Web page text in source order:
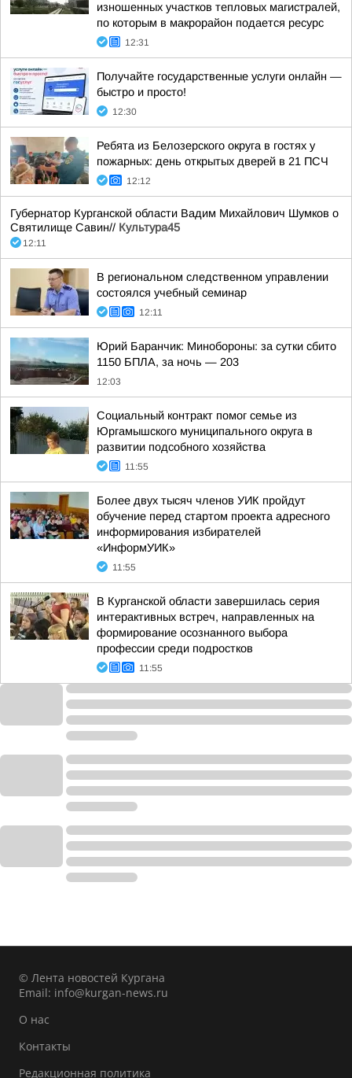
изношенных участков тепловых магистралей,
по которым в макрорайон подается ресурс
12:31
Получайте государственные услуги онлайн —
быстро и просто!
12:30
Ребята из Белозерского округа в гостях у
пожарных: день открытых дверей в 21 ПСЧ
12:12
Губернатор Курганской области Вадим Михайлович Шумков о
Святилище Савин// Культура45
12:11
В региональном следственном управлении
состоялся учебный семинар
12:11
Юрий Баранчик: Минобороны: за сутки сбито
1150 БПЛА, за ночь — 203
12:03
Социальный контракт помог семье из
Юргамышского муниципального округа в
развитии подсобного хозяйства
11:55
Более двух тысяч членов УИК пройдут
обучение перед стартом проекта адресного
информирования избирателей
«ИнформУИК»
11:55
В Курганской области завершилась серия
интерактивных встреч, направленных на
формирование осознанного выбора
профессии среди подростков
11:55
© Лента новостей Кургана
Email: info@kurgan-news.ru
О нас
Контакты
Редакционная политика